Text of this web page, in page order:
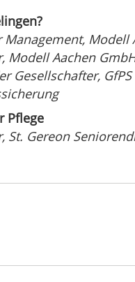
Modell
Modell Aachen
Gesellschafter,
Pflege
St. Gereon